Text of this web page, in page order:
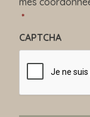
P
D
*
CAPTCHA